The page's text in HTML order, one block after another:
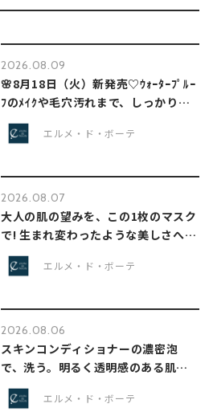
2026.08.09
🌸8月18日（火）新発売♡ｳｫｰﾀｰﾌﾟﾙｰ
ﾌのﾒｲｸや毛穴汚れまで、しっかりオ
フ！摩擦レス 瞬間なで落ちオイル
クレンジング◆エルメ・ド・ボーテ
2026.08.07
大人の肌の望みを、この1枚のマスク
で! 生まれ変わったような美しさへ導
きます☆
エルメ・ド・ボーテ
2026.08.06
スキンコンディショナーの濃密泡
で、洗う。明るく透明感のある肌へ
☆
エルメ・ド・ボーテ